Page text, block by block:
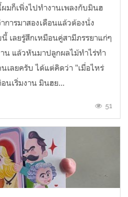
มก็เพิ่งไปทำงานเพลงกับมินฮ
การมาสองเดือนแล้วต้องนั่ง
เลยรู้สึกเหมือนคู่สามีภรรยาแก่ๆ
น แล้วหันมาปลูกผลไม้ทำไร่ทำ
เลยครับ ได้แต่คิดว่า "เมื่อไหร่
นเริ่มงาน มินฮย...
51